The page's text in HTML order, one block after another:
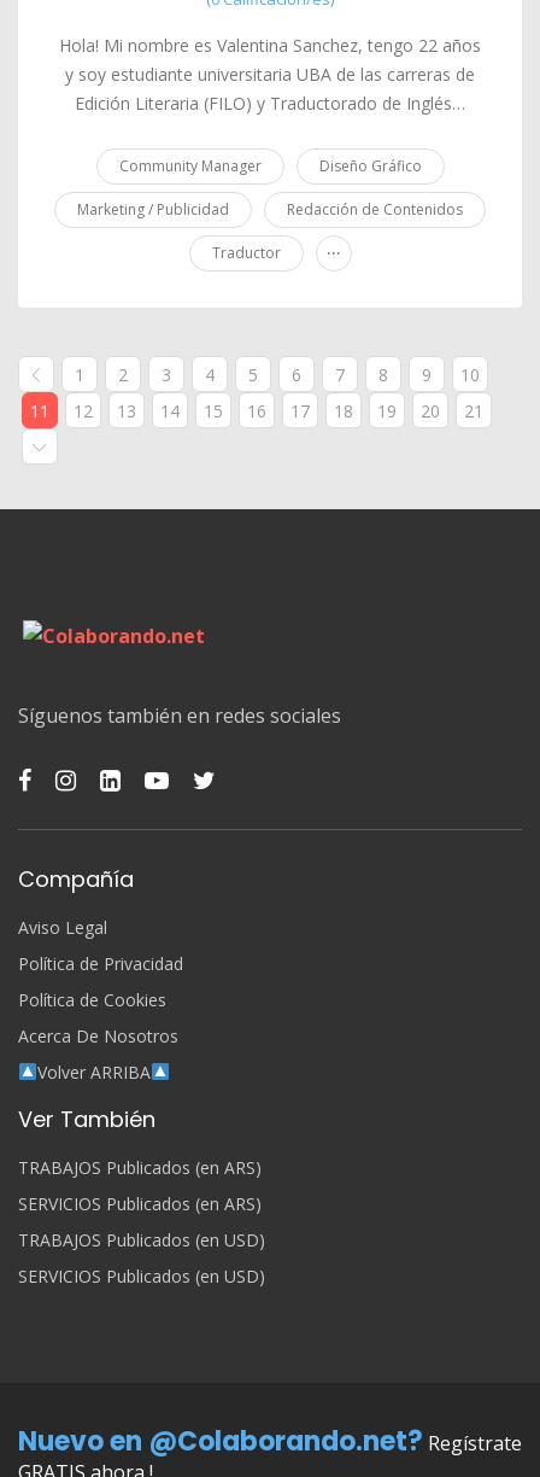
Hola! Mi nombre es Valentina Sanchez, tengo 22 años
y soy estudiante universitaria UBA de las carreras de
Edición Literaria (FILO) y Traductorado de Inglés…
Community Manager Diseño Gráfico
Marketing / Publicidad Redacción de Contenidos
Traductor ...
1 2 3 4 5 6 7 8 9
10
11
12 13 14 15 16 17 18 19 20 21
Síguenos también en redes sociales
Compañía
Aviso Legal
Política de Privacidad
Política de Cookies
Acerca De Nosotros
Volver ARRIBA
Ver También
TRABAJOS Publicados (en ARS)
SERVICIOS Publicados (en ARS)
TRABAJOS Publicados (en USD)
SERVICIOS Publicados (en USD)
Nuevo en @Colaborando.net? Regístrate